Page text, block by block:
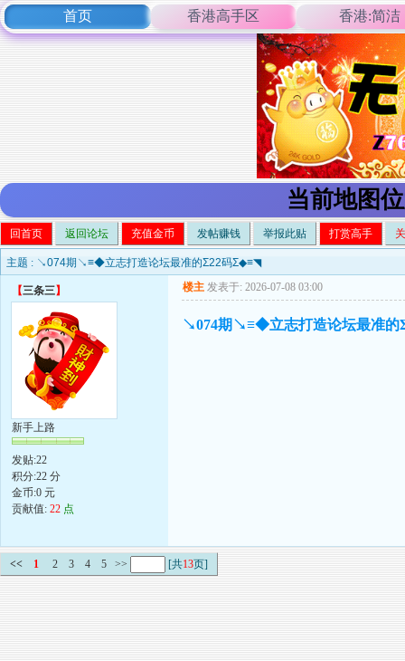
首页 香港高手区 香港:简洁
当前地图
回首页 返回论坛 充值金币 发帖赚钱 举报此贴 打赏高手
主题 : ↘074期↘≡◆立志打造论坛最准的Σ22码Σ◆≡◥
【三条三】
新手上路
发贴:22
积分:22 分
金币:0 元
贡献值: 22 点
楼主 发表于: 2026-07-08 03:00
↘074期↘≡◆立志打造论坛最准的
<< 1 2 3 4 5 >> [共13页]